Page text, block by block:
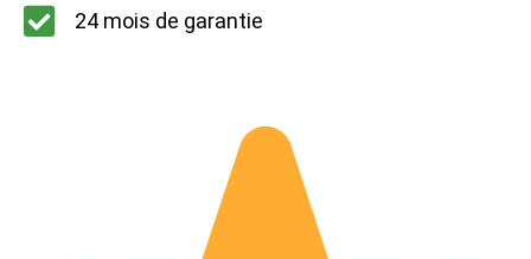
24 mois de garantie